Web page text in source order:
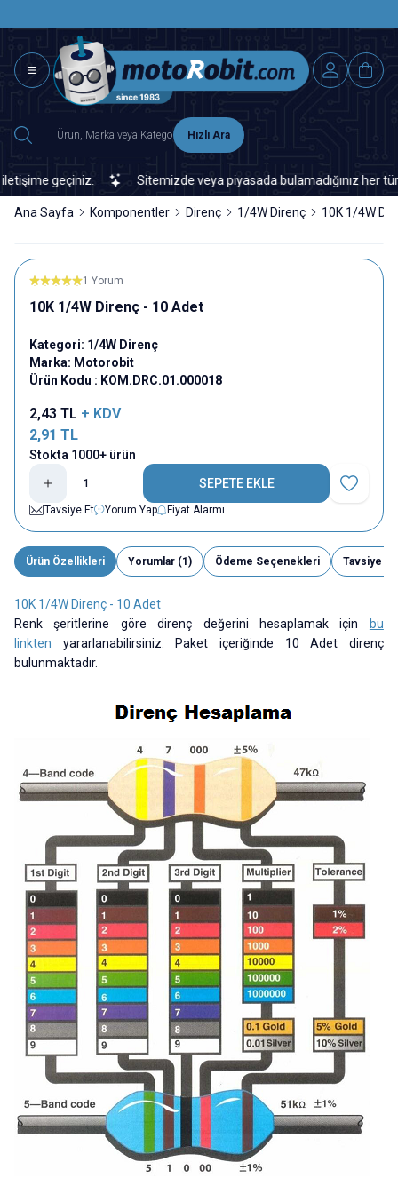
Hızlı Ara
geçiniz. Sitemizde veya piyasada bulamadığınız her türlü
Ana Sayfa Komponentler Direnç 1/4W Direnç 10K 1/4W
1 Yorum
10K 1/4W Direnç - 10 Adet
Kategori: 1/4W Direnç
Marka: Motorobit
Ürün Kodu : KOM.DRC.01.000018
2,43 TL + KDV
2,91 TL
Stokta 1000+ ürün
SEPETE EKLE
Favoriye
Tavsiye Et
Yorum Yap Fiyat Alarmı
Ürün Özellikleri Yorumlar (1) Ödeme Seçenekleri Tavsiye Et
10K 1/4W Direnç - 10 Adet
Renk şeritlerine göre direnç değerini hesaplamak için
bu
linkten yararlanabilirsiniz. Paket içeriğinde 10 Adet direnç
bulunmaktadır.